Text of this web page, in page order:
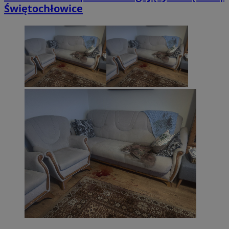
Świętochłowice
CookieScriptConsent
CookieScript
sosnowiecki.pl
4 tygodnie 2